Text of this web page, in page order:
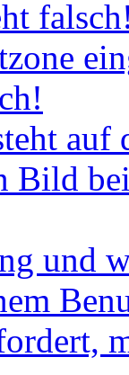
Bild
und